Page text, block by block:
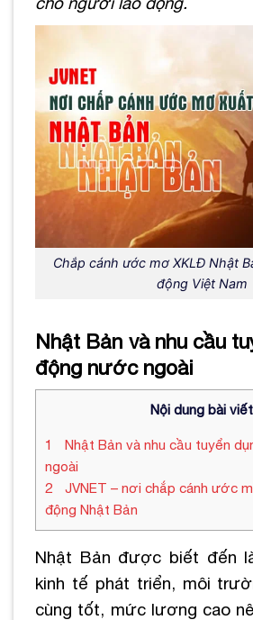
Chắp cánh ước mơ XKLĐ Nhật
động Việt Nam
Nhật Bản và nhu cầu
động nước ngoài
Nội dung bài viết
1
Nhật Bản và nhu cầu tuyển
ngoài
2
JVNET – nơi chắp cánh ước
động Nhật Bản
Nhật Bản được biết đến
kinh tế phát triển, môi
cùng tốt, mức lương cao